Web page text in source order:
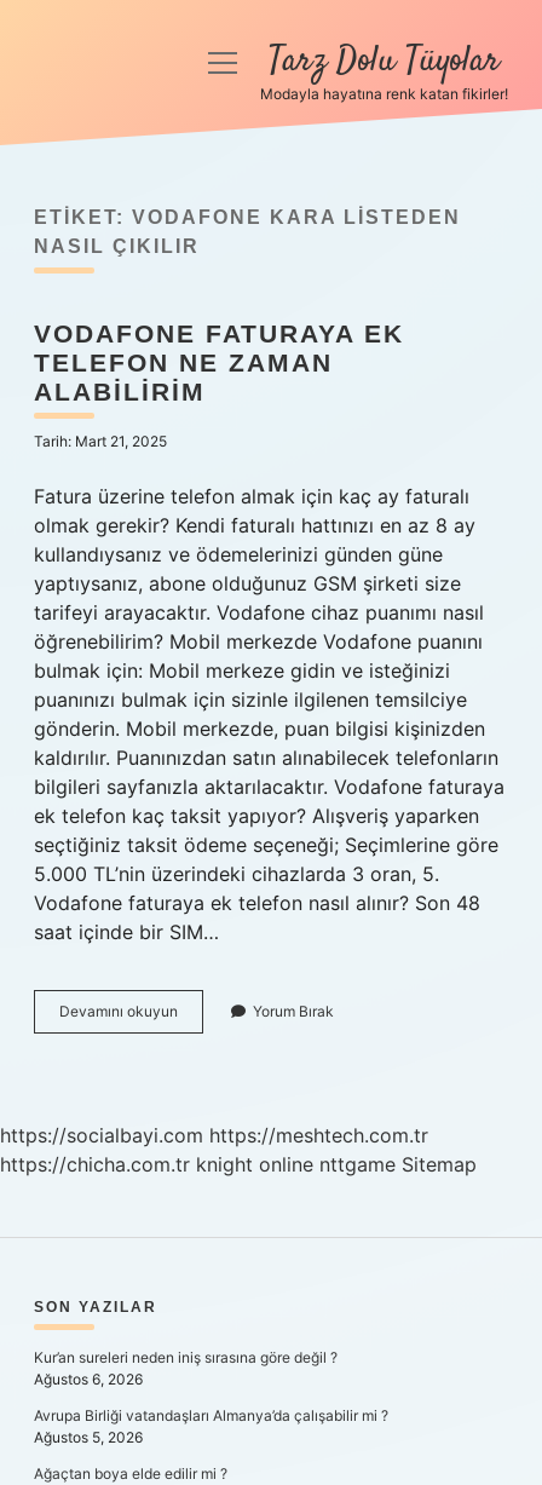
Anasayfa
Yasal Uyarı
menüyüTarz Dolu Tüyolar
Modayla hayatına renk katan fikirler!
ETIKET: VODAFONE KARA LISTEDEN
NASIL ÇIKILIR
VODAFONE FATURAYA EK
TELEFON NE ZAMAN
ALABILIRIM
Tarih: Mart 21, 2025
Fatura üzerine telefon almak için kaç ay faturalı
olmak gerekir? Kendi faturalı hattınızı en az 8 ay
kullandıysanız ve ödemelerinizi günden güne
yaptıysanız, abone olduğunuz GSM şirketi size
tarifeyi arayacaktır. Vodafone cihaz puanımı nasıl
öğrenebilirim? Mobil merkezde Vodafone puanını
bulmak için: Mobil merkeze gidin ve isteğinizi
puanınızı bulmak için sizinle ilgilenen temsilciye
gönderin. Mobil merkezde, puan bilgisi kişinizden
kaldırılır. Puanınızdan satın alınabilecek telefonların
bilgileri sayfanızla aktarılacaktır. Vodafone faturaya
ek telefon kaç taksit yapıyor? Alışveriş yaparken
seçtiğiniz taksit ödeme seçeneği; Seçimlerine göre
5.000 TL’nin üzerindeki cihazlarda 3 oran, 5.
Vodafone faturaya ek telefon nasıl alınır? Son 48
saat içinde bir SIM…
Devamını okuyun Vodafone
Faturaya
Alabilirim
Yorum Bırak
https://socialbayi.com https://meshtech.com.tr
https://chicha.com.tr knight online nttgame Sitemap
SIDEBAR
SON YAZILAR
Kur’an sureleri neden iniş sırasına göre değil ?
Ağustos 6, 2026
Avrupa Birliği vatandaşları Almanya’da çalışabilir mi ?
Ağustos 5, 2026
Ağaçtan boya elde edilir mi ?